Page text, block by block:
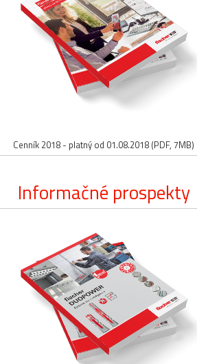
Cenník 2018 - platný od 01.08.2018 (PDF, 7MB)
Informačné prospekty